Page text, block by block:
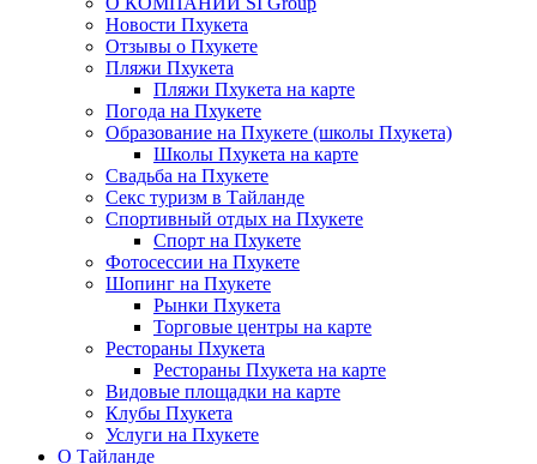
Новости Пхукета
Отзывы о Пхукете
Пляжи Пхукета
Пляжи Пхукета на карте
Погода на Пхукете
Образование на Пхукете (школы Пхукета)
Школы Пхукета на карте
Свадьба на Пхукете
Секс туризм в Тайланде
Спортивный отдых на Пхукете
Спорт на Пхукете
Фотосессии на Пхукете
Шопинг на Пхукете
Рынки Пхукета
Торговые центры на карте
Рестораны Пхукета
Рестораны Пхукета на карте
Видовые площадки на карте
Клубы Пхукета
Услуги на Пхукете
О Тайланде